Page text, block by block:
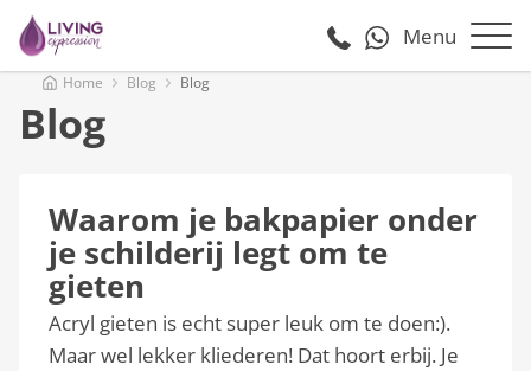
Menu
Home Blog Blog
Blog
Waarom je bakpapier onder
je schilderij legt om te
gieten
Acryl gieten is echt super leuk om te doen:).
Maar wel lekker kliederen! Dat hoort erbij. Je